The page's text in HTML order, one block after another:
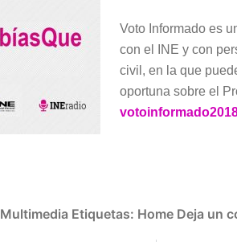
Voto Informado es
con el INE y con
civil, en la que
oportuna sobre el
Multimedia Etiquetas: Home Deja un